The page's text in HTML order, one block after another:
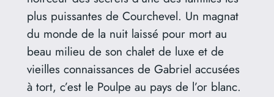
plus puissantes de Courchevel. Un magnat
du monde de la nuit laissé pour mort au
beau milieu de son chalet de luxe et de
vieilles connaissances de Gabriel accusées
à tort, c’est le Poulpe au pays de l’or blanc.